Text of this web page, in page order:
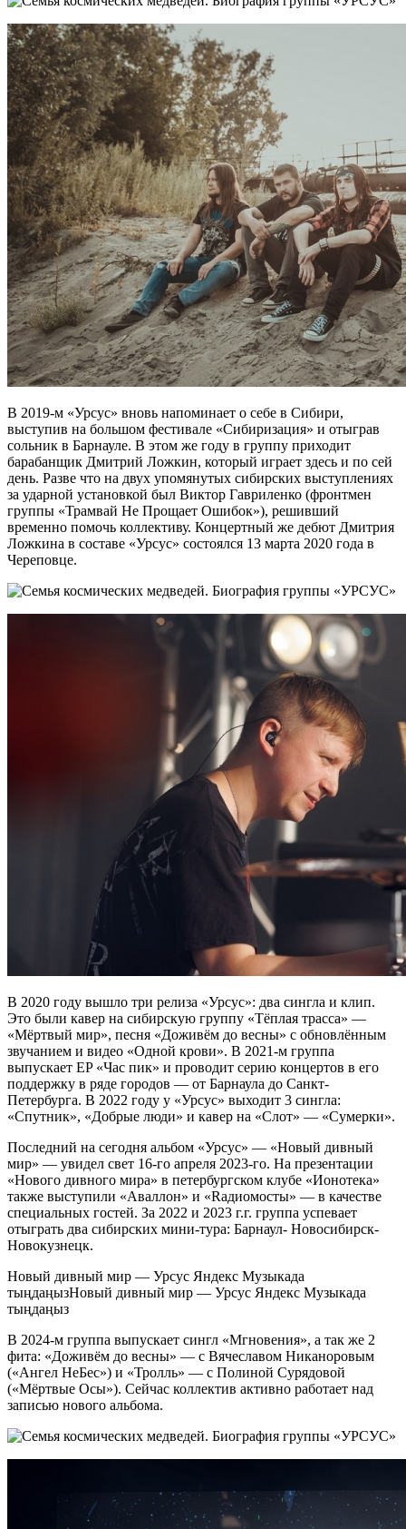
В 2019-м «Урсус» вновь напоминает о себе в Сибири,
выступив на большом фестивале «Сибиризация» и отыграв
сольник в Барнауле. В этом же году в группу приходит
барабанщик Дмитрий Ложкин, который играет здесь и по сей
день. Разве что на двух упомянутых сибирских выступлениях
за ударной установкой был Виктор Гавриленко (фронтмен
группы «Трамвай Не Прощает Ошибок»), решивший
временно помочь коллективу. Концертный же дебют Дмитрия
Ложкина в составе «Урсус» состоялся 13 марта 2020 года в
Череповце.
В 2020 году вышло три релиза «Урсус»: два сингла и клип.
Это были кавер на сибирскую группу «Тёплая трасса» —
«Мёртвый мир», песня «Доживём до весны» с обновлённым
звучанием и видео «Одной крови». В 2021-м группа
выпускает EP «Час пик» и проводит серию концертов в его
поддержку в ряде городов — от Барнаула до Санкт-
Петербурга. В 2022 году у «Урсус» выходит 3 сингла:
«Спутник», «Добрые люди» и кавер на «Слот» — «Сумерки».
Последний на сегодня альбом «Урсус» — «Новый дивный
мир» — увидел свет 16-го апреля 2023-го. На презентации
«Нового дивного мира» в петербургском клубе «Ионотека»
также выступили «Аваллон» и «Rадиомосты» — в качестве
специальных гостей. За 2022 и 2023 г.г. группа успевает
отыграть два сибирских мини-тура: Барнаул- Новосибирск-
Новокузнецк.
Новый дивный мир — Урсус Яндекс Музыкада
тыңдаңызНовый дивный мир — Урсус Яндекс Музыкада
тыңдаңыз
В 2024-м группа выпускает сингл «Мгновения», а так же 2
фита: «Доживём до весны» — с Вячеславом Никаноровым
(«Ангел НеБес») и «Тролль» — с Полиной Сурядовой
(«Мёртвые Осы»). Сейчас коллектив активно работает над
записью нового альбома.